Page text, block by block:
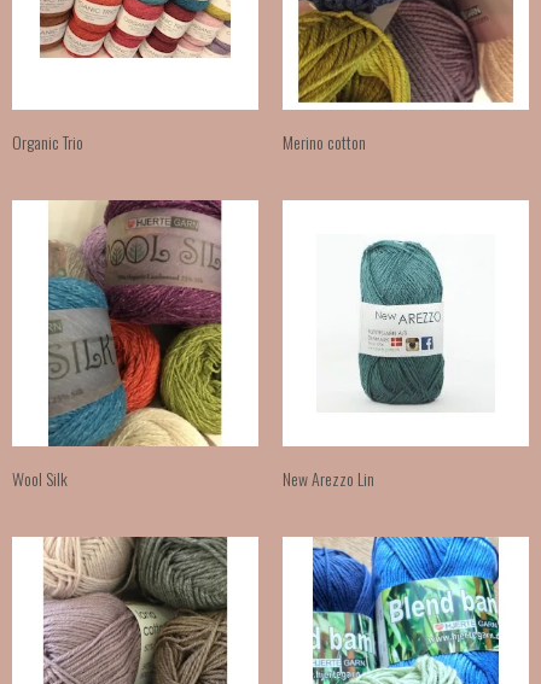
Organic Trio Merino cotton
Wool Silk New Arezzo Lin